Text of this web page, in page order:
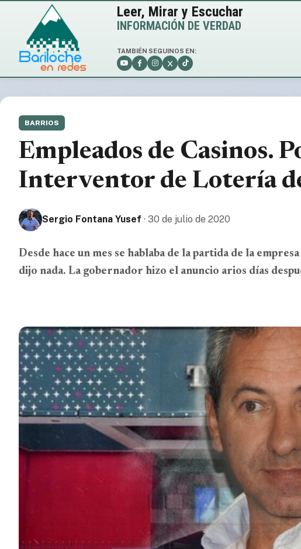
Leer, Mirar y Escuchar
INFORMACIÓN DE VERDAD
TAMBIÉN SEGUINOS EN:
BARRIOS
Empleados de Casinos.
Interventor de Lotería
Sergio Fontana Yusef · 30 de julio de 2020
Desde hace un mes se hablaba de la partida de la
dijo nada. La gobernador hizo el anuncio arios días